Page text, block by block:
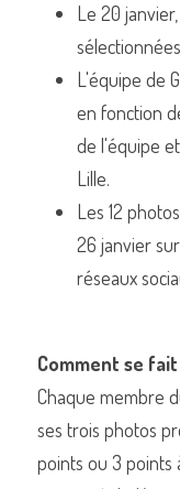
Le 20
L'équipe de
en fonction
de l'équipe
Lille.
Les 12
26 janvier
réseaux
Comment se
Chaque membre
ses trois photos
points ou 3 points